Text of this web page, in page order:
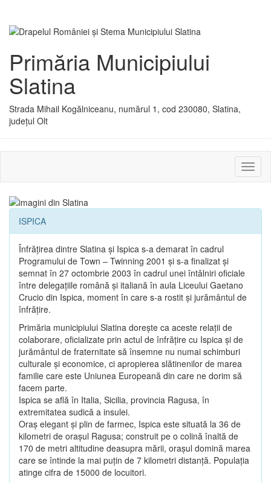
Primăria Municipiului
Slatina
Strada Mihail Kogălniceanu, numărul 1, cod 230080, Slatina,
județul Olt
sau
ISPICA
Înfrăţirea dintre Slatina şi Ispica s-a demarat în cadrul
Programului de Town – Twinning 2001 şi s-a finalizat şi
semnat în 27 octombrie 2003 în cadrul unei întâlniri oficiale
între delegaţiile română şi italiană în aula Liceului Gaetano
Crucio din Ispica, moment în care s-a rostit şi jurământul de
înfrăţire.
Primăria municipiului Slatina doreşte ca aceste relaţii de
colaborare, oficializate prin actul de înfrăţire cu Ispica şi de
jurământul de fraternitate să însemne nu numai schimburi
culturale şi economice, ci apropierea slătinenilor de marea
familie care este Uniunea Europeană din care ne dorim să
facem parte.
Ispica se află în Italia, Sicilia, provincia Ragusa, în
extremitatea sudică a insulei.
Oraş elegant şi plin de farmec, Ispica este situată la 36 de
kilometri de oraşul Ragusa; construit pe o colină înaltă de
170 de metri altitudine deasupra mării, oraşul domină marea
care se întinde la mai puţin de 7 kilometri distanţă. Populaţia
atinge cifra de 15000 de locuitori.